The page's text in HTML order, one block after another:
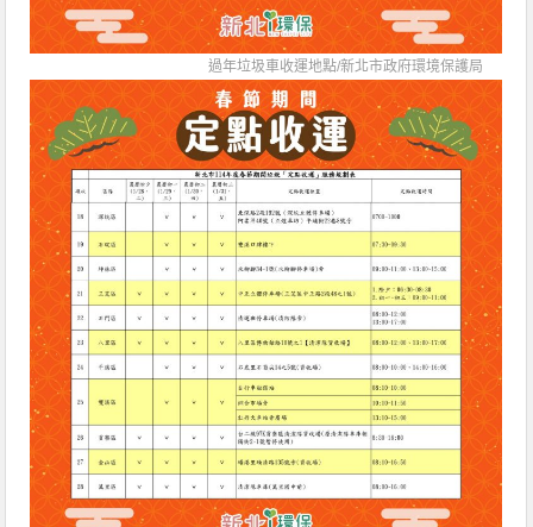
過年垃圾車收運地點/新北市政府環境保護局